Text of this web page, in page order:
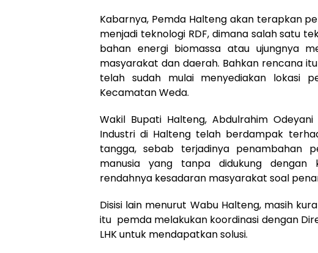
Kabarnya, Pemda Halteng akan terapkan
menjadi teknologi RDF, dimana salah satu
bahan energi biomassa atau ujungnya
masyarakat dan daerah. Bahkan rencana
telah sudah mulai menyediakan lokasi
Kecamatan Weda.
Wakil Bupati Halteng, Abdulrahim
Industri di Halteng telah berdampak
tangga, sebab terjadinya penambahan
manusia yang tanpa didukung dengan
rendahnya kesadaran masyarakat soal
Disisi lain menurut Wabu Halteng, masih
itu pemda melakukan koordinasi dengan
LHK untuk mendapatkan solusi.